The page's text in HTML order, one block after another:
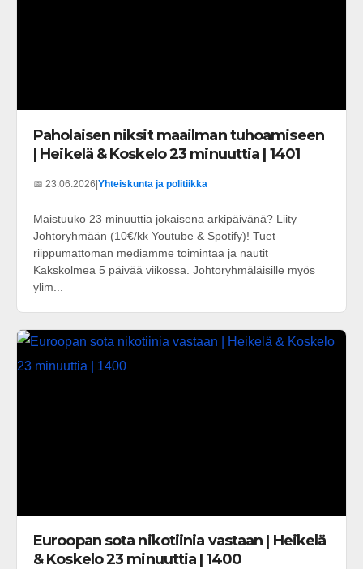
Paholaisen niksit maailman tuhoamiseen
| Heikelä & Koskelo 23 minuuttia | 1401
📅 23.06.2026 Yhteiskunta ja politiikka
Maistuuko 23 minuuttia jokaisena arkipäivänä? Liity
Johtoryhmään (10€/kk Youtube & Spotify)! Tuet
riippumattoman mediamme toimintaa ja nautit
Kakskolmea 5 päivää viikossa. Johtoryhmäläisille myös
ylim...
Euroopan sota nikotiinia vastaan | Heikelä
& Koskelo 23 minuuttia | 1400